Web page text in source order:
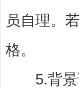
员自理。
格。
5.背景调